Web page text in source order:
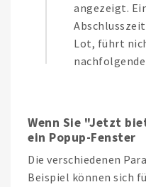
angezeigt.
Lot, führt
Wenn Sie "Jetzt
ein Popup-Fenster
Die verschiedenen
Beispiel können sich